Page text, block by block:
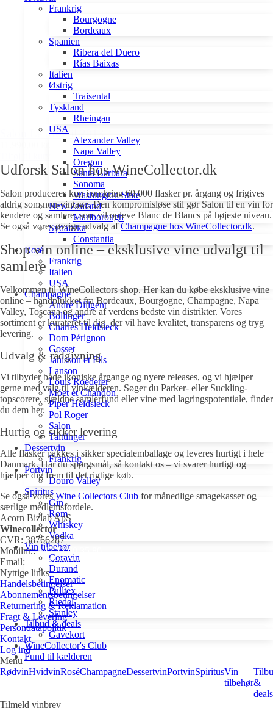
Frankrig
Bourgogne
Bordeaux
Spanien
Ribera del Duero
Rías Baixas
Italien
Østrig
Traisental
Tyskland
Rheingau
USA
Alexander Valley
Napa Valley
Oregon
Santa Barbara
Sonoma
Washington State
New Zealand
Marlborough
Sydafrika
Constantia
Rosé
Frankrig
Italien
USA
Champagne
André Diligent
Bollinger
Charles Heidsieck
Dom Pérignon
Gosset
Janisson et Fils
Lanson
Louis Roederer
Móet et Chandon
Piper Heidsieck
Pol Roger
Salon
Taittinger
Dessertvin
Frankrig
Portvin
Douro Valley
Spiritus
Gin
Rom
Whiskey
Vodka
Vin tilbehør
Coravin
Durand
Enomatic
Pulltex
Riedel
Stanley
Tilbud & deals
Gavekort
WineCollector's Club
Fund til kælderen
Salon Le Mesnil 2013
Udforsk Salon hos WineCollector.dk
Salon produceres kun i omkring 60.000 flasker pr. årgang og frigives
aldrig som non-vintage. Den kompromisløse stil gør Salon til en vin for
kendere og samlere, som vil opleve Blanc de Blancs på højeste niveau.
Se også vores øvrige udvalg afChampagne hos WineCollector.dk.
Shop vin online – eksklusive vine udvalgt til
samlere
Velkommen til WineCollectors shop. Her kan du købe eksklusive vine
online – håndplukket fra Bordeaux, Bourgogne, Champagne, Napa
Valley, Toscana og andre af verdens bedste vin distrikter. Vores
sortiment er kurateret til dig, der vil have kvalitet, transparens og tryg
levering.
Udvalg & rådgivning
Vi tilbyder både ikoniske årgange og nyere releases, og vi hjælper
gerne med valg til vinkælderen. Søger du Parker- eller Suckling-
topscorere, sjældne samlerfund eller vine med lagringspotentiale, finder
du dem her.
Hurtig og sikker levering
Alle flasker pakkes i sikker specialemballage og leveres hurtigt i hele
Danmark. Har du spørgsmål, så kontakt os – vi svarer hurtigt og
hjælper dig frem til det rigtige køb.
Se også voresWine Collectors Club for månedlige smagekasser og
særlige medlemsfordele.
Acorn Bizlab ApS
Winecollector
CVR: 38766287
Mobilnr.:+45 42 60 35 80
Email:
kontakt@winecollector.dk
Nyttige links
Handelsbetingelser
Abonnementsbetingelser
Returnering & Reklamation
Fragt & Levering
Persondatapolitik
Kontakt
Log ind
Menu
RødvinHvidvinRoséChampagneDessertvinPortvinSpiritusVin
tilbehør&
deals
Tilmeld vinbrev